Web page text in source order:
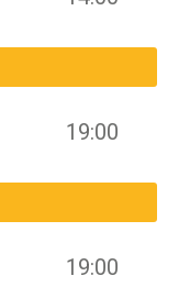
19:00
19:00